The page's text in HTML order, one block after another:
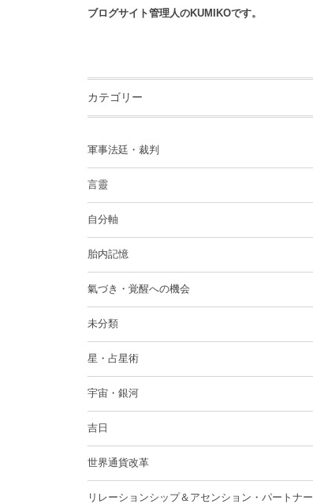
ブログサイト管理人のKUMIKOです。
カテゴリー
軍事法廷・裁判
言靈
自分軸
胎内記憶
氣づき・覚醒への機会
未分類
星・占星術
宇宙・銀河
吉日
世界通貨改革
リレーションシップ＆アセンション・パートナー